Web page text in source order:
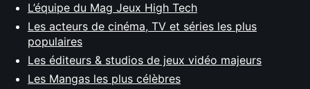
L’équipe du Mag Jeux High Tech
Les acteurs de cinéma, TV et séries les plus
populaires
Les éditeurs & studios de jeux vidéo majeurs
Les Mangas les plus célèbres